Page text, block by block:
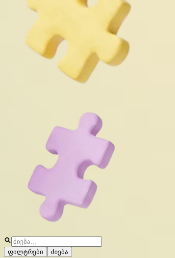
ფილტრები ძიება